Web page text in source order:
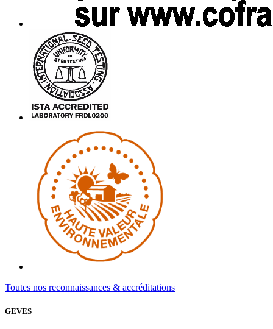
Toutes nos reconnaissances & accréditations
GEVES